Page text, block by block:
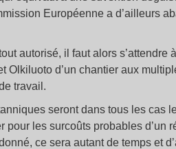
Européenne a d’ailleurs
autorisé, il faut alors
Olkiluoto d’un chantier aux
travail.
seront dans tous les cas
pour les surcoûts probables d’un
ce sera autant de temps et